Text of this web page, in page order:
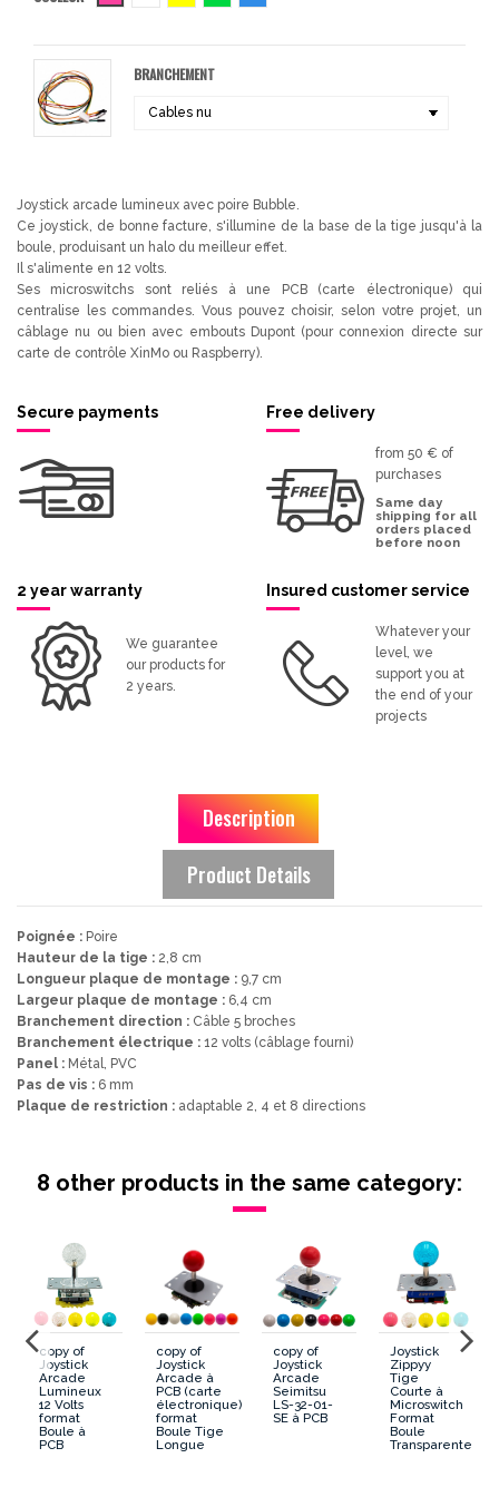
BRANCHEMENT
Joystick arcade lumineux avec poire Bubble.
Ce joystick, de bonne facture, s'illumine de la base de la tige jusqu'à la
boule, produisant un halo du meilleur effet.
Il s'alimente en 12 volts.
Ses microswitchs sont reliés à une PCB (carte électronique) qui
centralise les commandes. Vous pouvez choisir, selon votre projet, un
câblage nu ou bien avec embouts Dupont (pour connexion directe sur
carte de contrôle XinMo ou Raspberry).
Secure payments Free delivery
from 50 € of
purchases
Same day
shipping for all
orders placed
before noon
2 year warranty
We guarantee
our products for
2 years.
Insured customer service
Whatever your
level, we
support you at
the end of your
projects
Description
Product Details
Poignée : Poire
Hauteur de la tige : 2,8 cm
Longueur plaque de montage : 9,7 cm
Largeur plaque de montage : 6,4 cm
Branchement direction : Câble 5 broches
Branchement électrique : 12 volts (câblage fourni)
Panel : Métal, PVC
Pas de vis : 6 mm
Plaque de restriction : adaptable 2, 4 et 8 directions
Panel Bois/Metal/PVC Métal/PVC
PCB ou Microswitch
Boule ou Poire Poire
Marque Fabulous Arcade
8 other products in the same category:
copy of
Joystick
Arcade
Lumineux
12 Volts
format
Boule à
PCB
copy of
Joystick
Arcade à
PCB (carte
électronique)
format
Boule Tige
Longue
copy of
Joystick
Arcade
Seimitsu
LS-32-01-
SE à PCB
Joystick
Zippyy
Tige
Courte à
Microswitch
Format
Boule
Transparente